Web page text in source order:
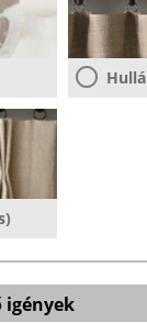
igények